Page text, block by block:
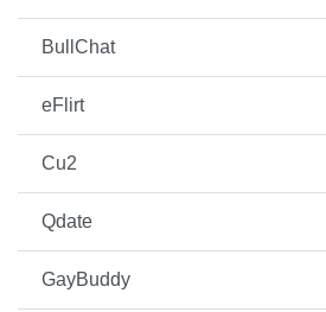
BullChat
eFlirt
Cu2
Qdate
GayBuddy